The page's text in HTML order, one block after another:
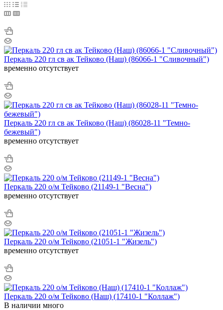
Перкаль 220 гл св ак Тейково (Наш) (86066-1 "Сливочный")
временно отсутствует
Перкаль 220 гл св ак Тейково (Наш) (86028-11 "Темно-
бежевый")
временно отсутствует
Перкаль 220 о/м Тейково (21149-1 "Весна")
временно отсутствует
Перкаль 220 о/м Тейково (21051-1 "Жизель")
временно отсутствует
Перкаль 220 о/м Тейково (Наш) (17410-1 "Коллаж")
В наличии много